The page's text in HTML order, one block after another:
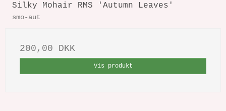
Silky Mohair RMS 'Autumn Leaves'
smo-aut
200,00 DKK
Vis produkt